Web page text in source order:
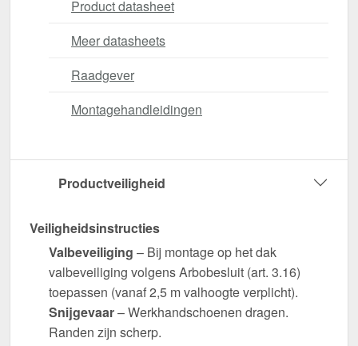
Product datasheet
Meer datasheets
Raadgever
Montagehandleidingen
Productveiligheid
Veiligheidsinstructies
Valbeveiliging – Bij montage op het dak
valbeveiliging volgens Arbobesluit (art. 3.16)
toepassen (vanaf 2,5 m valhoogte verplicht).
Snijgevaar– Werkhandschoenen dragen.
Randen zijn scherp.